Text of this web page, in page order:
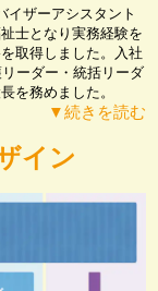
イザーアシスタント
士となり実務経験を
取得しました。入社
ーダー・統括リーダ
を務めました。
▼続きを読む
イン